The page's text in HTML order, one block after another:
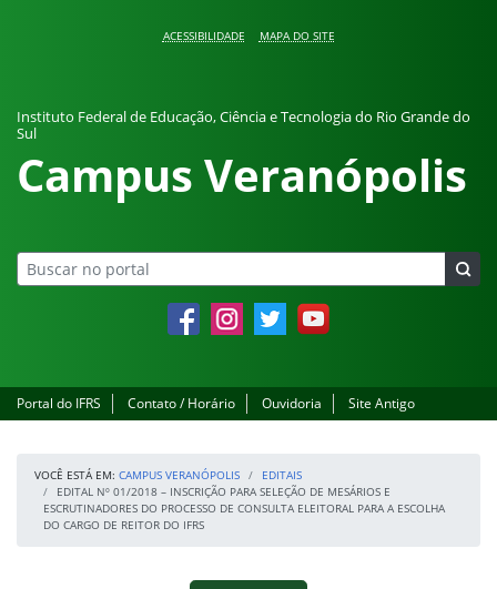
ACESSIBILIDADE MAPA DO SITE
Instituto Federal de Educação, Ciência e Tecnologia do Rio Grande do
Sul
Campus Veranópolis
FacebookInstagramTwitter YouTube
Portal do IFRS Contato / Horário Ouvidoria Site Antigo
VOCÊ ESTÁ EM: CAMPUS VERANÓPOLIS
EDITAIS
EDITAL Nº 01/2018 – INSCRIÇÃO PARA SELEÇÃO DE MESÁRIOS E
ESCRUTINADORES DO PROCESSO DE CONSULTA ELEITORAL PARA A ESCOLHA
DO CARGO DE REITOR DO IFRS